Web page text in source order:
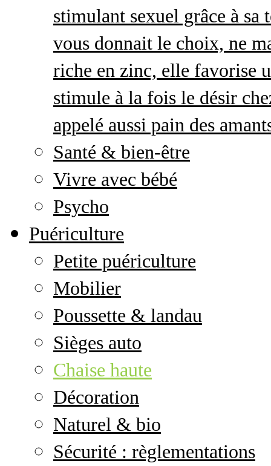
stimulant sexuel grâce à sa
vous donnait le choix, ne
riche en zinc, elle favorise
stimule à la fois le désir
appelé aussi pain des
Santé & bien-être
Vivre avec bébé
Psycho
Puériculture
Petite puériculture
Mobilier
Poussette & landau
Sièges auto
Chaise haute
Décoration
Naturel & bio
Sécurité : règlementations